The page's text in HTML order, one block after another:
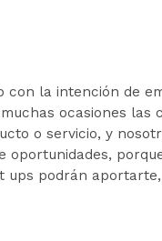
la intención de
ocasiones las
o servicio, y
oportunidades,
ups podrán